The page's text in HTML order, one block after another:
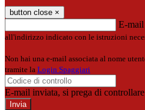
button close ×
E-mail
all'indirizzo indicato con le istruzioni
Non hai una e-mail associata al nome
tramite la Login Spaggiari
E-mail inviata, si prega di